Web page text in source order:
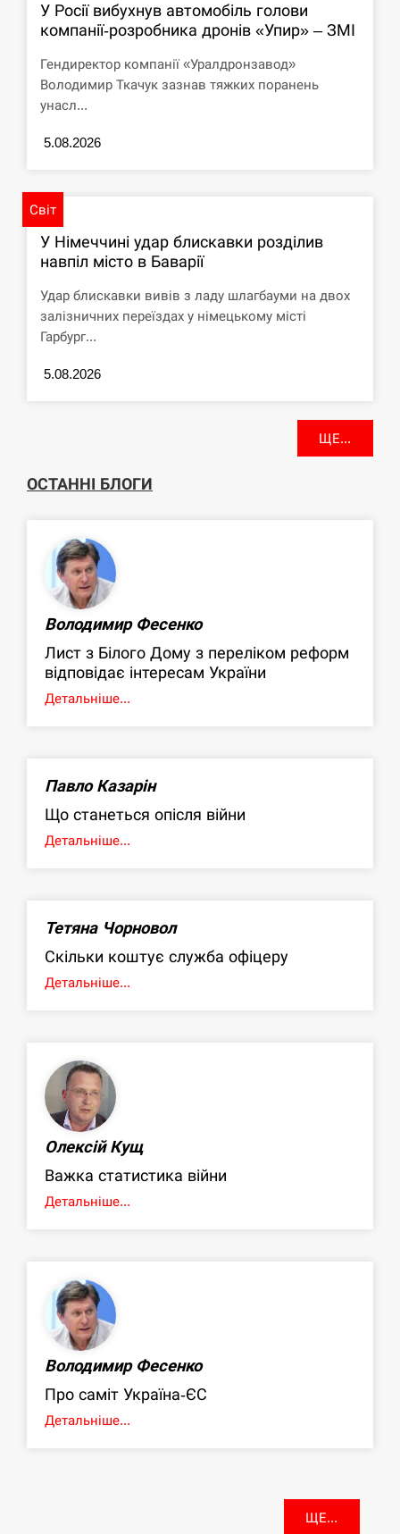
У Росії вибухнув автомобіль голови
компанії-розробника дронів «Упир» – ЗМІ
Гендиректор компанії «Уралдронзавод»
Володимир Ткачук зазнав тяжких поранень
унасл...
5.08.2026
Світ
У Німеччині удар блискавки розділив
навпіл місто в Баварії
Удар блискавки вивів з ладу шлагбауми на двох
залізничних переїздах у німецькому місті
Гарбург...
5.08.2026
ЩЕ...
ОСТАННІ БЛОГИ
Володимир Фесенко
Лист з Білого Дому з переліком реформ
відповідає інтересам України
Детальніше...
Павло Казарін
Що станеться опісля війни
Детальніше...
Тетяна Чорновол
Скільки коштує служба офіцеру
Детальніше...
Олексій Кущ
Важка статистика війни
Детальніше...
Володимир Фесенко
Про саміт Україна-ЄС
Детальніше...
ЩЕ...